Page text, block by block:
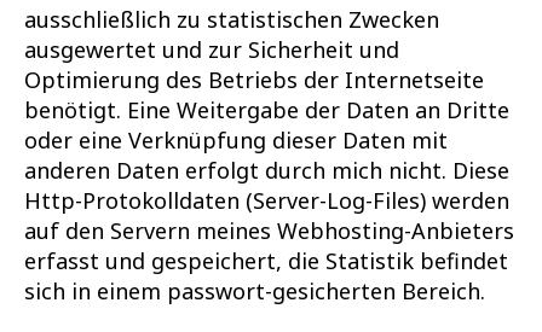
ausschließlich zu statistischen Zwecken
ausgewertet und zur Sicherheit und
Optimierung des Betriebs der Internetseite
benötigt. Eine Weitergabe der Daten an Dritte
oder eine Verknüpfung dieser Daten mit
anderen Daten erfolgt durch mich nicht. Diese
Http-Protokolldaten (Server-Log-Files) werden
auf den Servern meines Webhosting-Anbieters
erfasst und gespeichert, die Statistik befindet
sich in einem passwort-gesicherten Bereich.